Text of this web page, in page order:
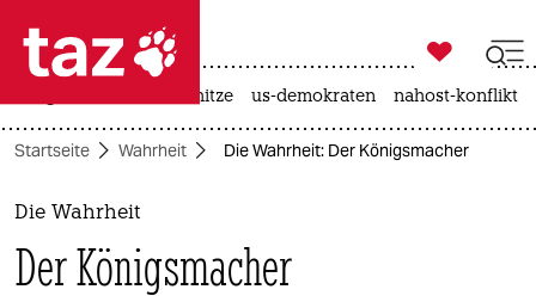
 taz zahl ich
taz zahl ich
themen
politik

taz zahl ich
hitze us-demokraten nahost-konflikt
Startseite Wahrheit Die Wahrheit: Der Königsmacher
Die Wahrheit
Der Königsmacher